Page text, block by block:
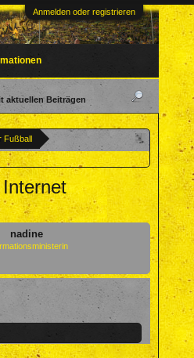
Anmelden oder registrieren
Fußball
nadine
aktuellen Beiträgen